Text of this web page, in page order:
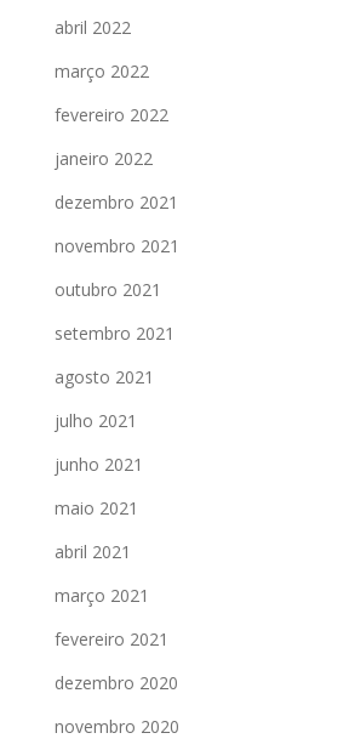
abril 2022
março 2022
fevereiro 2022
janeiro 2022
dezembro 2021
novembro 2021
outubro 2021
setembro 2021
agosto 2021
julho 2021
junho 2021
maio 2021
abril 2021
março 2021
fevereiro 2021
dezembro 2020
novembro 2020